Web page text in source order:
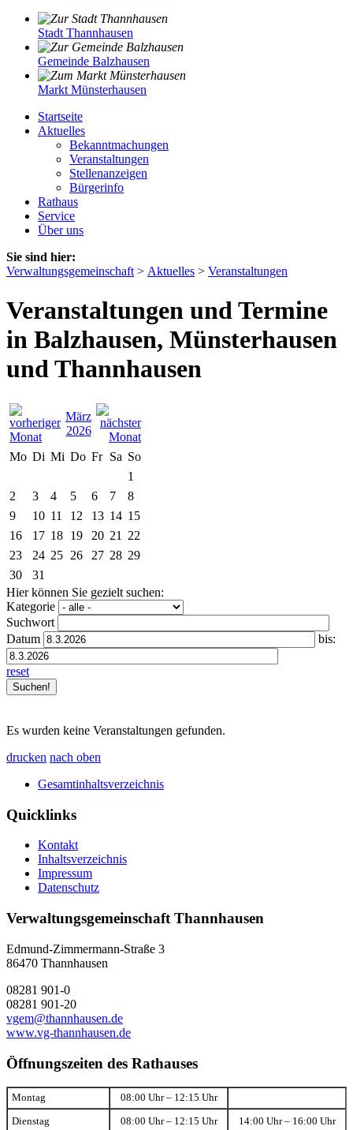
Stadt Thannhausen
Gemeinde Balzhausen
Markt Münsterhausen
Startseite
Aktuelles
Bekanntmachungen
Veranstaltungen
Stellenanzeigen
Bürgerinfo
Rathaus
Service
Über uns
Sie sind hier:
Verwaltungsgemeinschaft > Aktuelles > Veranstaltungen
Veranstaltungen und Termine
in Balzhausen, Münsterhausen
und Thannhausen
März
2026
Mo Di Mi Do Fr Sa So
1
2
3 4 5 6 7
8
9
10 11 12 13 14 15
16
17 18 19 20 21
22
23
24 25 26 27 28 29
30
31
Hier können Sie gezielt suchen:
Kategorie
Suchwort
Datum
bis:
reset
Es wurden keine Veranstaltungen gefunden.
drucken nach oben
Gesamtinhaltsverzeichnis
Quicklinks
Kontakt
Inhaltsverzeichnis
Impressum
Datenschutz
Verwaltungsgemeinschaft Thannhausen
Edmund-Zimmermann-Straße 3
86470 Thannhausen
08281 901-0
08281 901-20
vgem@thannhausen.de
www.vg-thannhausen.de
Öffnungszeiten des Rathauses
Montag 08:00 Uhr – 12:15 Uhr
Dienstag 08:00 Uhr – 12:15 Uhr 14:00 Uhr – 16:00 Uhr